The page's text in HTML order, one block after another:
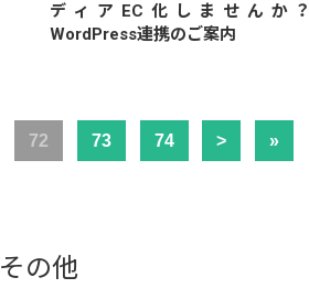
ディアEC化しませんか？
WordPress連携のご案内
72 73 74 > »
その他